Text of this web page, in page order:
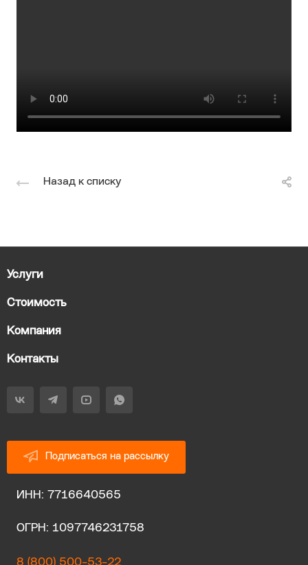
Назад к списку
Услуги
Стоимость
Компания
Контакты
Подписаться на рассылку
ИНН: 7716640565
ОГРН: 1097746231758